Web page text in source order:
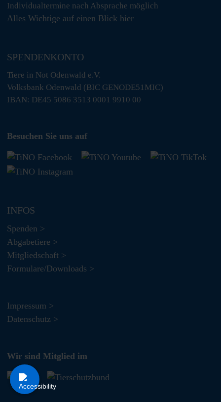
Individualtermine nach Absprache möglich
Alles Wichtige auf einen Blick hier
SPENDENKONTO
Tiere in Not Odenwald e.V.
Volksbank Odenwald (BIC GENODE51MIC)
IBAN: DE45 5086 3513 0001 9910 00
Besuchen Sie uns auf
INFOS
Spenden >
Abgabetiere >
Mitgliedschaft >
Formulare/Downloads >
Impressum >
Datenschutz >
Wir sind Mitglied im